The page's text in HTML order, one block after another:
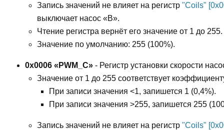
Запись значений не влияет на регистр "Coils"
выключает насос «B».
Чтение регистра вернёт его значение от 1 до 255.
Значение по умолчанию: 255 (100%).
0x0006 «PWM_C» - Регистр установки скорости
Значение от 1 до 255 соответствует
При записи значения <1, запишется 1 (0,4%).
При записи значения >255, запишется 255
Запись значений не влияет на регистр "Coils"